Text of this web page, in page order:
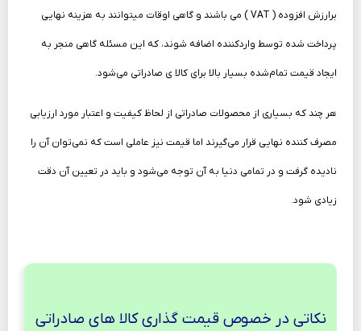
برارزش افزوده ( VAT ) می­ باشند و گاهی اوقات می­توانند به هزینه نهایی
پرداخت ­شده توسط واردکننده اضافه شوند، که این مسئله گاهی منجر به
ایجاد قیمت تمام‌شده بسیار بالا برای کالا ی صادراتی می‌شود.
هر چند که بسیاری از محصولات صادراتی از لحاظ کیفیت و اعتبار مورد ارزیابی
مصرف کننده نهایی قرار می‌گیرند اما قیمت نیز عاملی است که نمی‌توان آن را
نادیده گرفت و در تمامی دنیا به آن توجه می‌شود و باید در تعیین آن دقت
زیادی شود.
نکاتی در خصوص قیمت گذاری کالا های صادراتی